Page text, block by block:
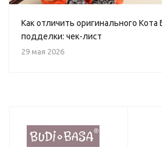
Как отличить оригинального Кота
подделки: чек-лист
29 мая 2026